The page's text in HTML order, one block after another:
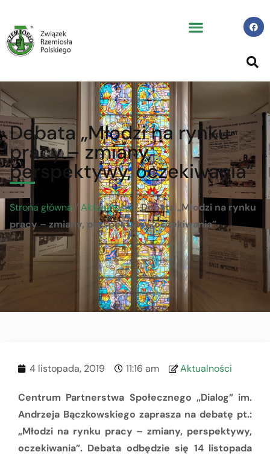
Debata „Młodzi na rynku
pracy – zmiany,
perspektywy, oczekiwania”
Strona główna / Aktualności /Debata „Młodzi na rynku
pracy – zmiany, perspektywy, oczekiwania”
4 listopada, 2019 11:16 am Aktualności
Centrum Partnerstwa Społecznego „Dialog” im.
Andrzeja Bączkowskiego zaprasza na debatę pt.:
„Młodzi na rynku pracy – zmiany, perspektywy,
oczekiwania”. Debata odbędzie się 14 listopada